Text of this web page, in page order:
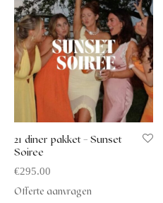
21 diner pakket – Sunset
Soiree
€295.00
Offerte aanvragen